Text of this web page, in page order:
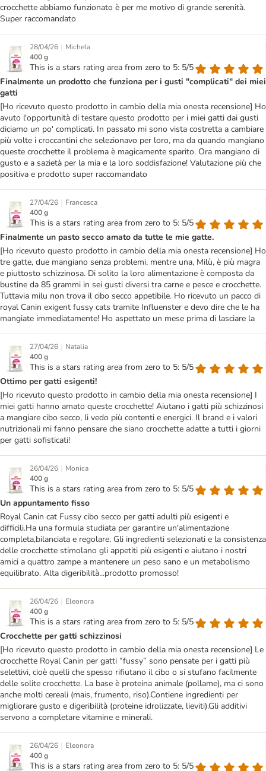
crocchette abbiamo funzionato è per me motivo di grande serenità.
Super raccomandato
28/04/26 | Michela
400 g
This is a stars rating area from zero to 5: 5/5
Finalmente un prodotto che funziona per i gusti "complicati" dei miei
gatti
[Ho ricevuto questo prodotto in cambio della mia onesta recensione] Ho
avuto l'opportunità di testare questo prodotto per i miei gatti dai gusti
diciamo un po' complicati. In passato mi sono vista costretta a cambiare
più volte i croccantini che selezionavo per loro, ma da quando mangiano
queste crocchette il problema è magicamente sparito. Ora mangiano di
gusto e a sazietà per la mia e la loro soddisfazione! Valutazione più che
positiva e prodotto super raccomandato
27/04/26 | Francesca
400 g
This is a stars rating area from zero to 5: 5/5
Finalmente un pasto secco amato da tutte le mie gatte.
[Ho ricevuto questo prodotto in cambio della mia onesta recensione] Ho
tre gatte, due mangiano senza problemi, mentre una, Milù, è più magra
e piuttosto schizzinosa. Di solito la loro alimentazione è composta da
bustine da 85 grammi in sei gusti diversi tra carne e pesce e crocchette.
Tuttavia milu non trova il cibo secco appetibile. Ho ricevuto un pacco di
royal Canin exigent fussy cats tramite Influenster e devo dire che le ha
mangiate immediatamente! Ho aspettato un mese prima di lasciare la
27/04/26 | Natalia
400 g
This is a stars rating area from zero to 5: 5/5
Ottimo per gatti esigenti!
[Ho ricevuto questo prodotto in cambio della mia onesta recensione] I
miei gatti hanno amato queste crocchette! Aiutano i gatti più schizzinosi
a mangiare cibo secco, li vedo più contenti e energici. Il brand e i valori
nutrizionali mi fanno pensare che siano crocchette adatte a tutti i giorni
per gatti sofisticati!
26/04/26 | Monica
400 g
This is a stars rating area from zero to 5: 5/5
Un appuntamento fisso
Royal Canin cat Fussy cibo secco per gatti adulti più esigenti e
difficili.Ha una formula studiata per garantire un'alimentazione
completa,bilanciata e regolare. Gli ingredienti selezionati e la consistenza
delle crocchette stimolano gli appetiti più esigenti e aiutano i nostri
amici a quattro zampe a mantenere un peso sano e un metabolismo
equilibrato. Alta digeribilità...prodotto promosso!
26/04/26 | Eleonora
400 g
This is a stars rating area from zero to 5: 5/5
Crocchette per gatti schizzinosi
[Ho ricevuto questo prodotto in cambio della mia onesta recensione] Le
crocchette Royal Canin per gatti “fussy” sono pensate per i gatti più
selettivi, cioè quelli che spesso rifiutano il cibo o si stufano facilmente
delle solite crocchette. La base è proteina animale (pollame), ma ci sono
anche molti cereali (mais, frumento, riso).Contiene ingredienti per
migliorare gusto e digeribilità (proteine idrolizzate, lieviti).Gli additivi
servono a completare vitamine e minerali.
26/04/26 | Eleonora
400 g
This is a stars rating area from zero to 5: 5/5